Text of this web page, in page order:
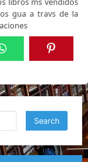
gua a travs de la